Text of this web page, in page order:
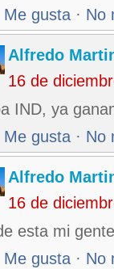
Me gusta · No
Alfredo
16 de
IND, ya
Me gusta · No
Alfredo
16 de
esta mi
Me gusta · No